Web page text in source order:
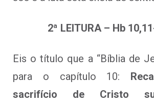
2ª LEITURA – Hb
Eis o título que a “Bíblia de
para o capítulo 10:
sacrifício de Cristo